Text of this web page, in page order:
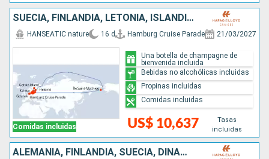
SUECIA, FINLANDIA, LETONIA, ISLANDIA, LITUANIA, POLONIA, DINAMARCA, ALEMANIA
Comidas incluidas
HANSEATIC nature 16 d Hamburg Cruise Parade 21/03/2027
US$ 10,637
Tasas
incluidas
Una botella de champagne de
bienvenida incluida
Bebidas no alcohólicas incluidas
Propinas incluidas
Comidas incluidas
ALEMANIA, FINLANDIA, SUECIA, DINAMARCA